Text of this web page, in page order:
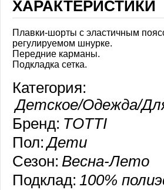
ХАРАКТЕРИСТИКИ
Плавки-шорты с эластичным
регулируемом шнурке.
Передние карманы.
Подкладка сетка.
Категория:
Детское/Одежда/
Бренд: TOTTI
Пол: Дети
Сезон: Весна-Лето
Подклад: 100%